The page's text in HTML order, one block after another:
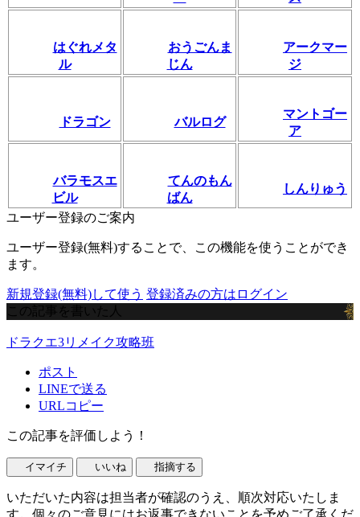
はぐれメタ
ル
おうごんま
じん
アークマー
ジ
ドラゴン バルログ
マントゴー
ア
バラモスエ
ビル
てんのもん
ばん
しんりゅう
ユーザー登録のご案内
ユーザー登録(無料)することで、この機能を使うことができ
ます。
新規登録(無料)して使う 登録済みの方はログイン
この記事を書いた人
ドラクエ3リメイク攻略班
ポスト
LINEで送る
URLコピー
この記事を評価しよう！
イマイチ いいね 指摘する
いただいた内容は担当者が確認のうえ、順次対応いたしま